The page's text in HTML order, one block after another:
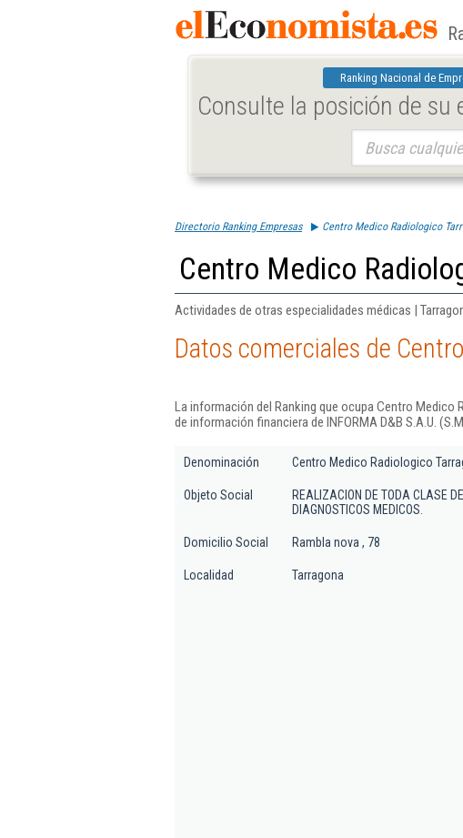
Ranking Nacional de
Consulte la posición de su
Directorio Ranking Empresas Centro Medico Radiologico
Centro Medico
Actividades de otras especialidades médicas |
Datos comerciales de
La información del Ranking que ocupa Centro Medico
de información financiera de INFORMA D&B S.A.U.
Denominación Centro Medico Radiologico
Objeto Social
REALIZACION DE TODA CLASE
DIAGNOSTICOS MEDICOS.
Domicilio Social Rambla nova , 78
Localidad Tarragona